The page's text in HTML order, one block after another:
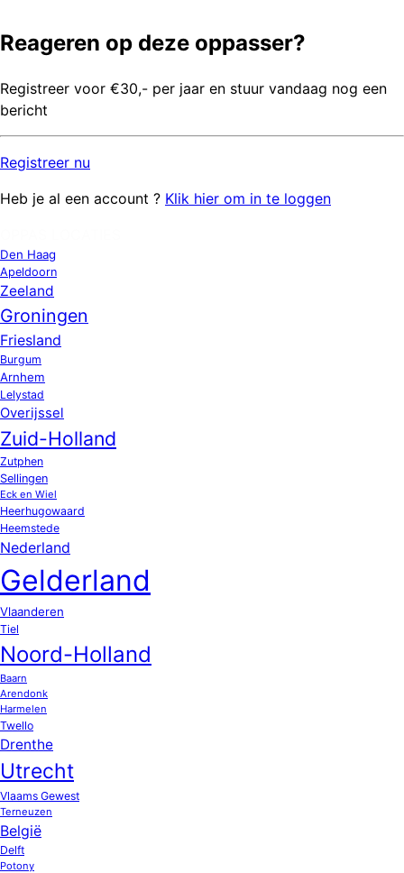
Reageren op deze oppasser?
Registreer voor €30,- per jaar en stuur vandaag nog een
bericht
Registreer nu
Heb je al een account ? Klik hier om in te loggen
Den Haag
Apeldoorn
Zeeland
Groningen
Friesland
Burgum
Arnhem
Lelystad
Overijssel
Zuid-Holland
Zutphen
Sellingen
Eck en Wiel
Heerhugowaard
Heemstede
Nederland
Gelderland
Vlaanderen
Tiel
Noord-Holland
Baarn
Arendonk
Harmelen
Twello
Drenthe
Utrecht
Vlaams Gewest
Terneuzen
België
Delft
Potony